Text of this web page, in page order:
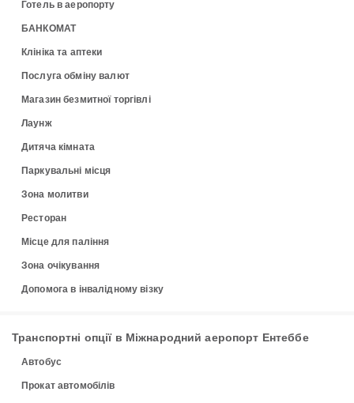
Готель в аеропорту
БАНКОМАТ
Клініка та аптеки
Послуга обміну валют
Магазин безмитної торгівлі
Лаунж
Дитяча кімната
Паркувальні місця
Зона молитви
Ресторан
Місце для паління
Зона очікування
Допомога в інвалідному візку
Транспортні опції в Міжнародний аеропорт Ентеббе
Автобус
Прокат автомобілів